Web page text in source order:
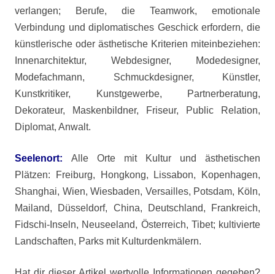
verlangen; Berufe, die Teamwork, emotionale
Verbindung und diplomatisches Geschick erfordern, die
künstlerische oder ästhetische Kriterien miteinbeziehen:
Innenarchitektur, Webdesigner, Modedesigner,
Modefachmann, Schmuckdesigner, Künstler,
Kunstkritiker, Kunstgewerbe, Partnerberatung,
Dekorateur, Maskenbildner, Friseur, Public Relation,
Diplomat, Anwalt.
Seelenort: Alle Orte mit Kultur und ästhetischen
Plätzen: Freiburg, Hongkong, Lissabon, Kopenhagen,
Shanghai, Wien, Wiesbaden, Versailles, Potsdam, Köln,
Mailand, Düsseldorf, China, Deutschland, Frankreich,
Fidschi-Inseln, Neuseeland, Österreich, Tibet; kultivierte
Landschaften, Parks mit Kulturdenkmälern.